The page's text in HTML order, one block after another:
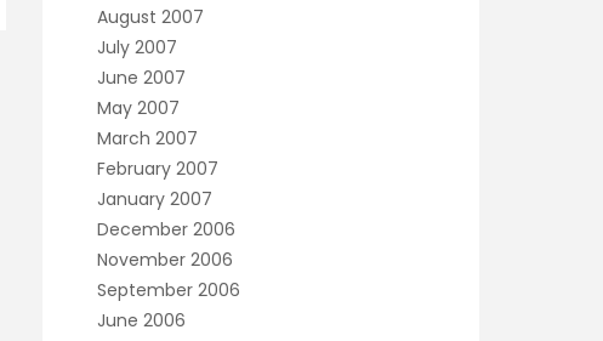
August 2007
July 2007
June 2007
May 2007
March 2007
February 2007
January 2007
December 2006
November 2006
September 2006
June 2006